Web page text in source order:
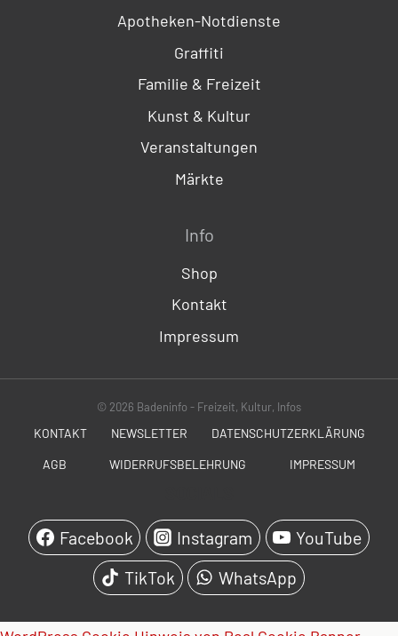
Apotheken-Notdienste
Graffiti
Familie & Freizeit
Kunst & Kultur
Veranstaltungen
Märkte
Info
Shop
Kontakt
Impressum
© 2026 Badeninfo - Freizeit, Kultur, Infos
KONTAKT NEWSLETTER DATENSCHUTZERKLÄRUNG
AGB WIDERRUFSBELEHRUNG IMPRESSUM
Facebook Instagram
YouTube
TikTok
WhatsApp